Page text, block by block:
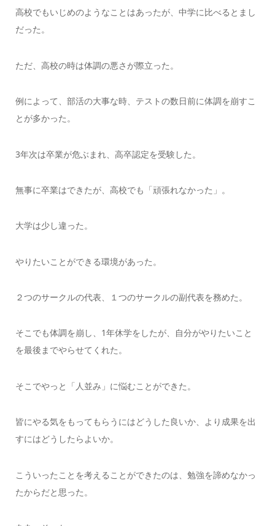
高校でもいじめのようなことはあったが、中学に比べるとまし
だった。
ただ、高校の時は体調の悪さが際立った。
例によって、部活の大事な時、テストの数日前に体調を崩すこ
とが多かった。
3年次は卒業が危ぶまれ、高卒認定を受験した。
無事に卒業はできたが、高校でも「頑張れなかった」。
大学は少し違った。
やりたいことができる環境があった。
２つのサークルの代表、１つのサークルの副代表を務めた。
そこでも体調を崩し、1年休学をしたが、自分がやりたいこと
を最後までやらせてくれた。
そこでやっと「人並み」に悩むことができた。
皆にやる気をもってもらうにはどうした良いか、より成果を出
すにはどうしたらよいか。
こういったことを考えることができたのは、勉強を諦めなかっ
たからだと思った。